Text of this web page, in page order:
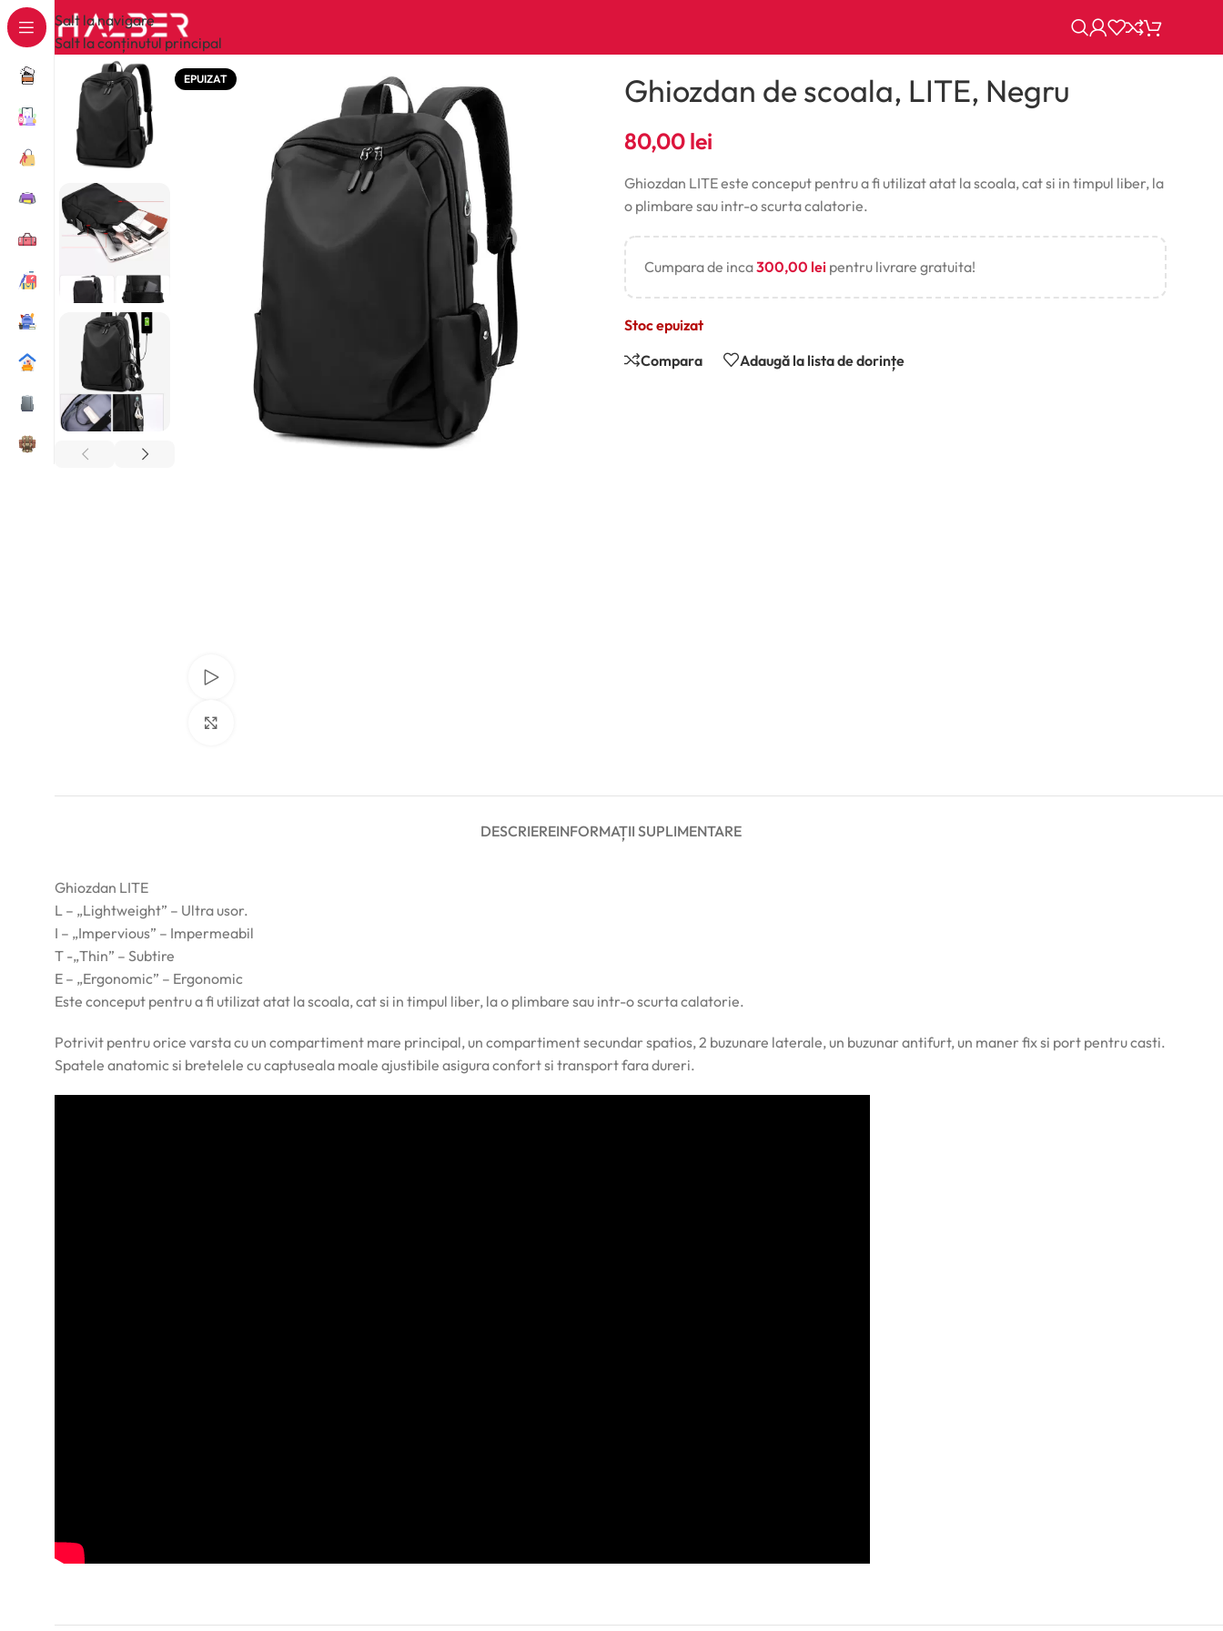
Salt la navigare
Salt la conținutul principal
EPUIZAT Ghiozdan de scoala, LITE, Negru
80,00lei
Ghiozdan LITE este conceput pentru a fi utilizat atat la scoala, cat si in timpul liber, la
o plimbare sau intr-o scurta calatorie.
Cumpara de inca300,00 lei pentru livrare gratuita!
Stoc epuizat
Compara
Adaugă la lista de dorințe
DESCRIEREINFORMAȚII SUPLIMENTARE
Ghiozdan LITE
L – „Lightweight” – Ultra usor.
I – „Impervious” – Impermeabil
T -„Thin” – Subtire
E – „Ergonomic” – Ergonomic
Este conceput pentru a fi utilizat atat la scoala, cat si in timpul liber, la o plimbare sau intr-o scurta calatorie.
Potrivit pentru orice varsta cu un compartiment mare principal, un compartiment secundar spatios, 2 buzunare laterale, un buzunar antifurt, un maner fix si port pentru casti.
Spatele anatomic si bretelele cu captuseala moale ajustibile asigura confort si transport fara dureri.